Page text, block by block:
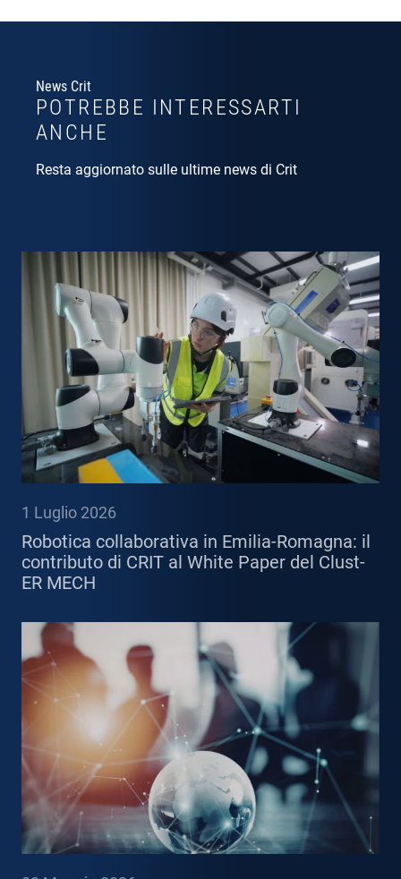
News Crit
POTREBBE INTERESSARTI
ANCHE
Resta aggiornato sulle ultime news di Crit
1 Luglio 2026
Robotica collaborativa in Emilia-Romagna: il
contributo di CRIT al White Paper del Clust-
ER MECH